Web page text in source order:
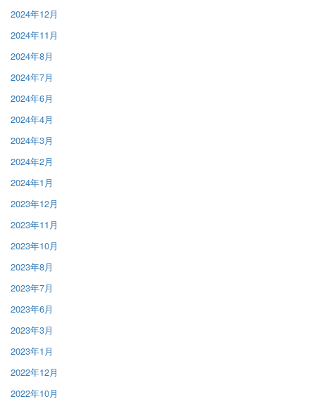
2024年12月
2024年11月
2024年8月
2024年7月
2024年6月
2024年4月
2024年3月
2024年2月
2024年1月
2023年12月
2023年11月
2023年10月
2023年8月
2023年7月
2023年6月
2023年3月
2023年1月
2022年12月
2022年10月